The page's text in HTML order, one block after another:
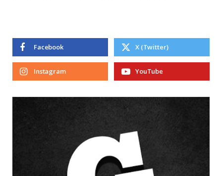
Facebook X (Twitter)
Instagram YouTube